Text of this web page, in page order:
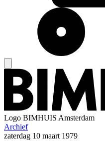
Logo BIMHUIS Amsterdam
Archief
zaterdag 10 maart 1979